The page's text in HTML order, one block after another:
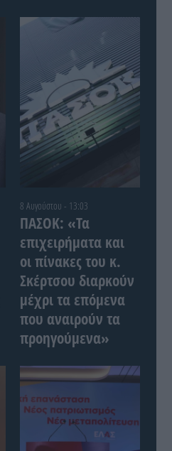
8 Αυγούστου - 13:03
ΠΑΣΟΚ: «Τα
επιχειρήματα και
οι πίνακες του κ.
Σκέρτσου διαρκούν
μέχρι τα επόμενα
που αναιρούν τα
προηγούμενα»